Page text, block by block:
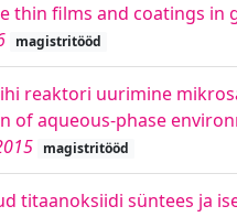
thin films and coatings in
magistritööd
reaktori uurimine
of aqueous-phase
magistritööd
titaanoksiidi süntees ja